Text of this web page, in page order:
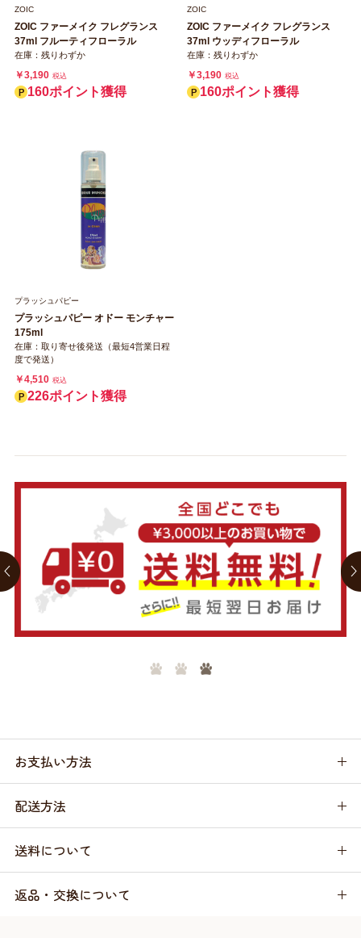
ZOIC
ZOIC ファーメイク フレグランス
37ml フルーティフローラル
在庫：残りわずか
￥3,190 税込
160ポイント獲得
ZOIC
ZOIC ファーメイク フレグランス
37ml ウッディフローラル
在庫：残りわずか
￥3,190 税込
160ポイント獲得
プラッシュパピー
プラッシュパピー オドー モンチャー
175ml
在庫：取り寄せ後発送（最短4営業日程
度で発送）
￥4,510 税込
226ポイント獲得
お支払い方法
配送方法
送料について
返品・交換について